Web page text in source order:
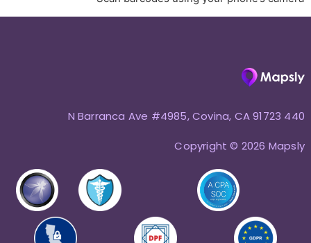
440 N Barranca Ave #4985, Covina, CA 91723
Copyright © 2026 Mapsly